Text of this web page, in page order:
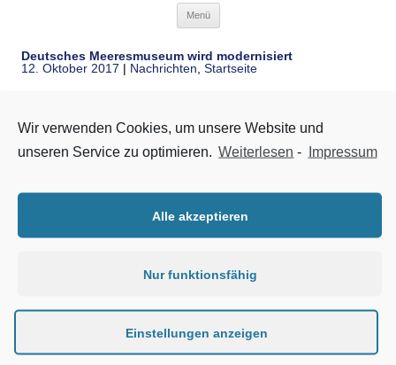
Menü
Deutsches Meeresmuseum wird modernisiert
12. Oktober 2017 | Nachrichten Startseite
die Modernisierung und Reattraktivierung des Deutschen
Meeresmuseums in Stralsund. Das in einem ehemaligen
seinen klassischen naturkundlichen Charakter mit dem
historischen Klostergebäude noch besser vereinen und mit
Modernisierungsmaßnahmen, die sich in Summe auf 30 Mio.
Wir verwenden Cookies, um unsere Website und
unseren Service zu optimieren. Weiterlesen - Impressum
Alle akzeptieren
Nur funktionsfähig
Einstellungen anzeigen